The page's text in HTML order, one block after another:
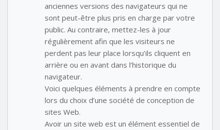
anciennes versions des navigateurs qui ne
sont peut-être plus pris en charge par votre
public. Au contraire, mettez-les à jour
régulièrement afin que les visiteurs ne
perdent pas leur place lorsqu’ils cliquent en
arrière ou en avant dans l’historique du
navigateur.
Voici quelques éléments à prendre en compte
lors du choix d’une société de conception de
sites Web.
Avoir un site web est un élément essentiel de